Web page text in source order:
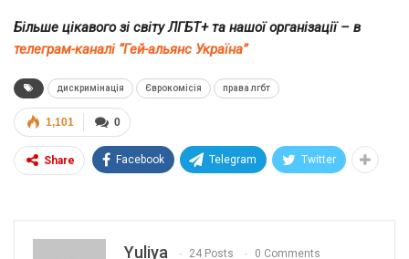
Більше цікавого зі світу ЛГБТ+ та нашої організації – в
телеграм-каналі “Гей-альянс Україна”
дискримінація Єврокомісія права лгбт
0
1,101
Share Facebook Telegram Twitter
Yuliya 24 Posts 0 Comments